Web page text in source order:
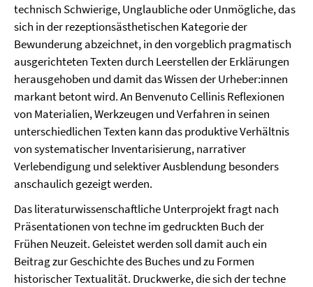
technisch Schwierige, Unglaubliche oder Unmögliche, das
sich in der rezeptionsästhetischen Kategorie der
Bewunderung abzeichnet, in den vorgeblich pragmatisch
ausgerichteten Texten durch Leerstellen der Erklärungen
herausgehoben und damit das Wissen der Urheber:innen
markant betont wird. An Benvenuto Cellinis Reflexionen
von Materialien, Werkzeugen und Verfahren in seinen
unterschiedlichen Texten kann das produktive Verhältnis
von systematischer Inventarisierung, narrativer
Verlebendigung und selektiver Ausblendung besonders
anschaulich gezeigt werden.
Das literaturwissenschaftliche Unterprojekt fragt nach
Präsentationen von techne im gedruckten Buch der
Frühen Neuzeit. Geleistet werden soll damit auch ein
Beitrag zur Geschichte des Buches und zu Formen
historischer Textualität. Druckwerke, die sich der techne